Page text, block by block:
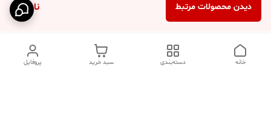
ناموجود دیدن محصولات مرتبط
پروفایل سبد خرید دسته‌بندی خانه